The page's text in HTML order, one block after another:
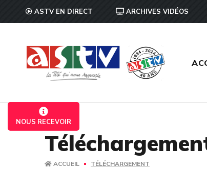
ASTV EN DIRECT ARCHIVES VIDÉOS
NOUS RECEVOIR
ACCUEIL TÉLÉCHARGEMENT